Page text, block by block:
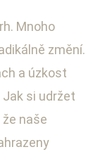
Mnoho
změní.
a úzkost
si udržet
že naše